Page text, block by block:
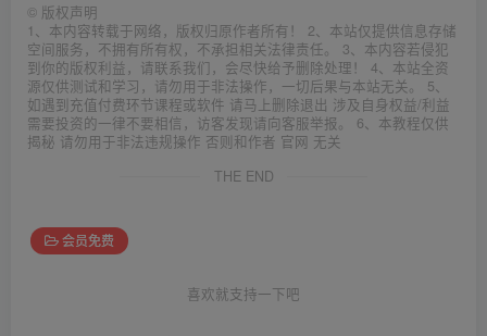
© 版权声明
1、本内容转载于网络，版权归原作者所有！ 2、本站仅提供信息存储
空间服务，不拥有所有权，不承担相关法律责任。 3、本内容若侵犯
到你的版权利益，请联系我们，会尽快给予删除处理！ 4、本站全资
源仅供测试和学习，请勿用于非法操作，一切后果与本站无关。 5、
如遇到充值付费环节课程或软件 请马上删除退出 涉及自身权益/利益
需要投资的一律不要相信，访客发现请向客服举报。 6、本教程仅供
揭秘 请勿用于非法违规操作 否则和作者 官网 无关
THE END
会员免费
喜欢就支持一下吧